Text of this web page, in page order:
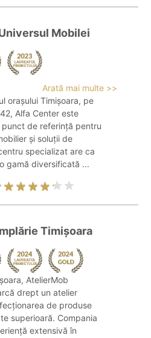
Mobilei
Arată mai multe >>
orașului Timișoara, pe
Alfa Center este
de referință pentru
și soluții de
specializat are ca
gamă diversificată ...
Timișoara
AtelierMob
drept un atelier
de produse
superioară. Compania
extensivă în